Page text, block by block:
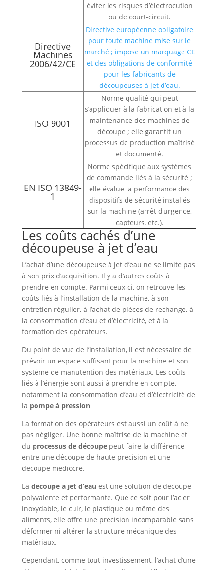
éviter les risques d’électrocution
ou de court-circuit.
Directive
Machines
2006/42/CE
Directive européenne obligatoire
pour toute machine mise sur le
marché ; impose un marquage CE
et des obligations de conformité
pour les fabricants de
découpeuses à jet d’eau.
ISO 9001
Norme qualité qui peut
s’appliquer à la fabrication et à la
maintenance des machines de
découpe ; elle garantit un
processus de production maîtrisé
et documenté.
EN ISO 13849-
1
Norme spécifique aux systèmes
de commande liés à la sécurité ;
elle évalue la performance des
dispositifs de sécurité installés
sur la machine (arrêt d’urgence,
capteurs, etc.).
Les coûts cachés d’une
découpeuse à jet d’eau
L’achat d’une découpeuse à jet d’eau ne se limite pas
à son prix d’acquisition. Il y a d’autres coûts à
prendre en compte. Parmi ceux-ci, on retrouve les
coûts liés à l’installation de la machine, à son
entretien régulier, à l’achat de pièces de rechange, à
la consommation d’eau et d’électricité, et à la
formation des opérateurs.
Du point de vue de l’installation, il est nécessaire de
prévoir un espace suffisant pour la machine et son
système de manutention des matériaux. Les coûts
liés à l’énergie sont aussi à prendre en compte,
notamment la consommation d’eau et d’électricité de
la pompe à pression.
La formation des opérateurs est aussi un coût à ne
pas négliger. Une bonne maîtrise de la machine et
du processus de découpepeut faire la différence
entre une découpe de haute précision et une
découpe médiocre.
La découpe à jet d’eau est une solution de découpe
polyvalente et performante. Que ce soit pour l’acier
inoxydable, le cuir, le plastique ou même des
aliments, elle offre une précision incomparable sans
déformer ni altérer la structure mécanique des
matériaux.
Cependant, comme tout investissement, l’achat d’une